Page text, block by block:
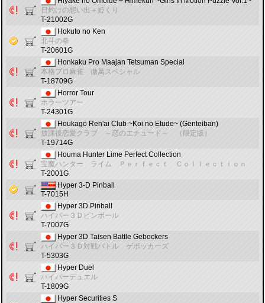
日灼けの想い出＋姫くり
T-21002G
Hokuto no Ken
北斗の拳
T-20601G
Honkaku Pro Maajan Tetsuman Special
本格プロ麻雀 徹萬スペシャル
T-18709G
Horror Tour
ホラーツアー
T-24301G
Houkago Ren'ai Club ~Koi no Etude~ (Genteiban)
放課後恋愛クラブ ～恋のエチュード～ （限定版）
T-19714G
Houma Hunter Lime Perfect Collection
宝魔ハンター ライム Ｐｅｒｆｅｃｔ Ｃｏｌｌｅｃｔｉｏｎ
T-2001G
Hyper 3-D Pinball
T-7015H
Hyper 3D Pinball
ハイパー３Ｄピンボール
T-7007G
Hyper 3D Taisen Battle Gebockers
ハイパー３Ｄ対戦バトル ゲボッカーズ
T-5303G
Hyper Duel
ハイパーデュエル
T-1809G
Hyper Securities S